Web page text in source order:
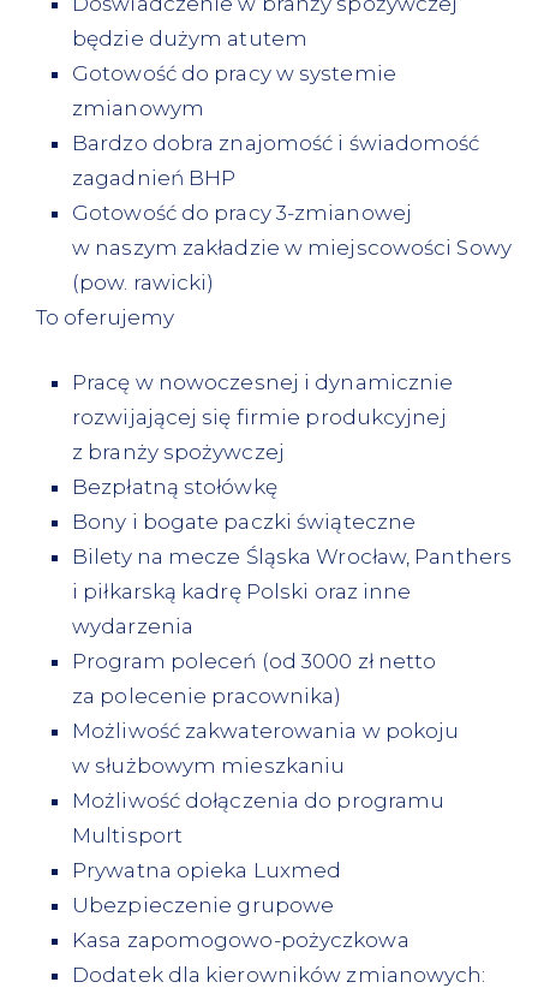
będzie dużym atutem
Gotowość do pracy w systemie
zmianowym
Bardzo dobra znajomość i świadomość
zagadnień BHP
Gotowość do pracy 3-zmianowej
w naszym zakładzie w miejscowości Sowy
(pow. rawicki)
To oferujemy
Pracę w nowoczesnej i dynamicznie
rozwijającej się firmie produkcyjnej
z branży spożywczej
Bezpłatną stołówkę
Bony i bogate paczki świąteczne
Bilety na mecze Śląska Wrocław, Panthers
i piłkarską kadrę Polski oraz inne
wydarzenia
Program poleceń (od 3000 zł netto
za polecenie pracownika)
Możliwość zakwaterowania w pokoju
w służbowym mieszkaniu
Możliwość dołączenia do programu
Multisport
Prywatna opieka Luxmed
Ubezpieczenie grupowe
Kasa zapomogowo-pożyczkowa
Dodatek dla kierowników zmianowych: